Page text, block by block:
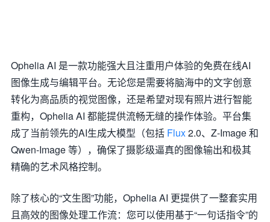
Ophelia AI 是一款功能强大且注重用户体验的免费在线AI
图像生成与编辑平台。无论您是需要将脑海中的文字创意
转化为高品质的视觉图像，还是希望对现有照片进行智能
重构，Ophelia AI 都能提供流畅无缝的操作体验。平台集
成了当前领先的AI生成大模型（包括 Flux2.0、Z-Image 和
Qwen-Image 等），确保了摄影级逼真的图像输出和极其
精确的艺术风格控制。
除了核心的“文生图”功能，Ophelia AI 更提供了一整套实用
且高效的图像处理工作流：您可以使用基于“一句话指令”的